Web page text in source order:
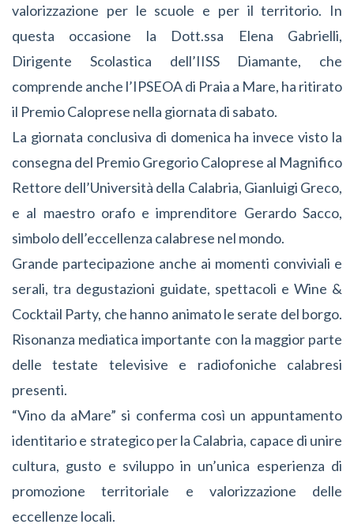
valorizzazione per le scuole e per il territorio. In
questa occasione la Dott.ssa Elena Gabrielli,
Dirigente Scolastica dell’IISS Diamante, che
comprende anche l’IPSEOA di Praia a Mare, ha ritirato
il Premio Caloprese nella giornata di sabato.
La giornata conclusiva di domenica ha invece visto la
consegna del Premio Gregorio Caloprese al Magnifico
Rettore dell’Università della Calabria, Gianluigi Greco,
e al maestro orafo e imprenditore Gerardo Sacco,
simbolo dell’eccellenza calabrese nel mondo.
Grande partecipazione anche ai momenti conviviali e
serali, tra degustazioni guidate, spettacoli e Wine &
Cocktail Party, che hanno animato le serate del borgo.
Risonanza mediatica importante con la maggior parte
delle testate televisive e radiofoniche calabresi
presenti.
“Vino da aMare” si conferma così un appuntamento
identitario e strategico per la Calabria, capace di unire
cultura, gusto e sviluppo in un’unica esperienza di
promozione territoriale e valorizzazione delle
eccellenze locali.